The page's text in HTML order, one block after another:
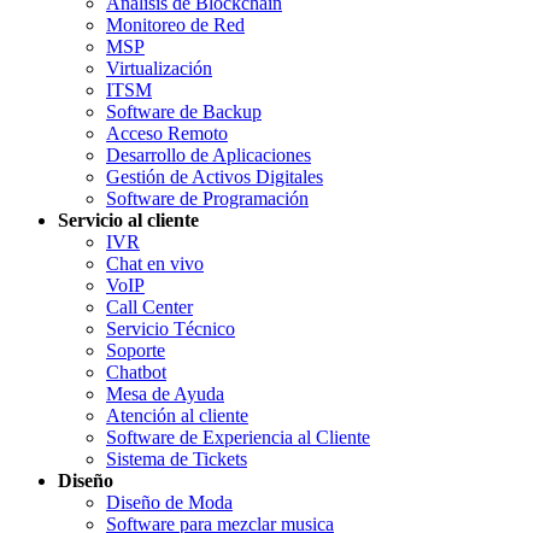
Monitoreo de Red
MSP
Virtualización
ITSM
Software de Backup
Acceso Remoto
Desarrollo de Aplicaciones
Gestión de Activos Digitales
Software de Programación
Servicio al cliente
IVR
Chat en vivo
VoIP
Call Center
Servicio Técnico
Soporte
Chatbot
Mesa de Ayuda
Atención al cliente
Software de Experiencia al Cliente
Sistema de Tickets
Diseño
Diseño de Moda
Software para mezclar musica